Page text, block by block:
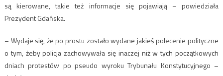
są kierowane, takie też informacje się pojawiają – powiedziała
Prezydent Gdańska.
– Wydaje się, że po prostu zostało wydane jakieś polecenie polityczne
o tym, żeby policja zachowywała się inaczej niż w tych początkowych
dniach protestów po pseudo wyroku Trybunału Konstytucyjnego –